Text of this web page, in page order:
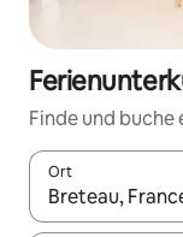
Finde und
Ort
Wenn